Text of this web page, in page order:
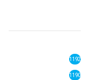
1192
1190